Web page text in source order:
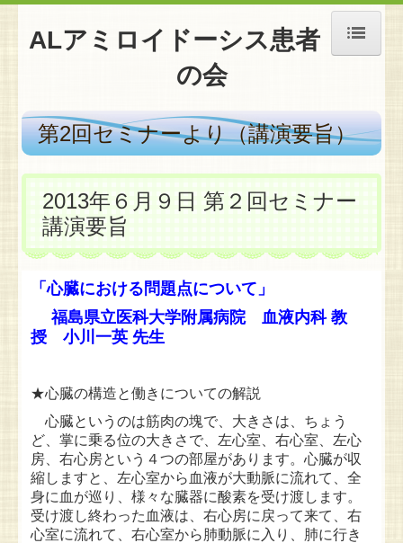
ALアミロイドーシスとは
入会のご案内（入会・退会など入力フォーム）
活動報告
用語集
よくある質問
第８回セミナーより（講演要旨）
第6回セミナーより（講演要旨）
第5回セミナーより（講演要旨）
第4回セミナーより（講演要旨）
第３回セミナーより（講演要旨）
ALアミロイドーシス患者
の会
第2回セミナーより（講演要旨）
2013年６月９日 第２回セミナー
講演要旨
「心臓における問題点について」
福島県立医科大学附属病院 血液内科 教
授 小川一英 先生
★心臓の構造と働きについての解説
心臓というのは筋肉の塊で、大きさは、ちょう
ど、掌に乗る位の大きさで、左心室、右心室、左心
房、右心房という４つの部屋があります。心臓が収
縮しますと、左心室から血液が大動脈に流れて、全
身に血が巡り、様々な臓器に酸素を受け渡します。
受け渡し終わった血液は、右心房に戻って来て、右
心室に流れて、右心室から肺動脈に入り、肺に行き